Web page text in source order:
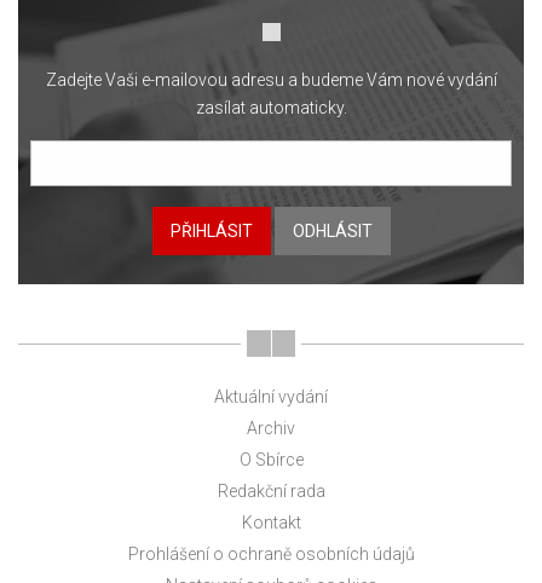
Zadejte Vaši e-mailovou adresu a budeme Vám nové vydání
zasílat automaticky.
PŘIHLÁSIT ODHLÁSIT
Aktuální vydání
Archiv
O Sbírce
Redakční rada
Kontakt
Prohlášení o ochraně osobních údajů